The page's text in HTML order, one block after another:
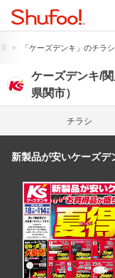
「ケーズデンキ」のチラ
ケーズデンキ/
県関市）
チラシ
新製品が安いケーズデ